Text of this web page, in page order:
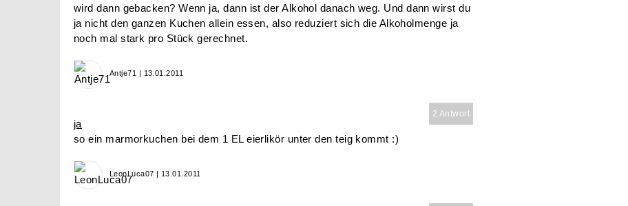
wird dann gebacken? Wenn ja, dann ist der Alkohol danach weg. Und dann wirst du
ja nicht den ganzen Kuchen allein essen, also reduziert sich die Alkoholmenge ja
noch mal stark pro Stück gerechnet.
Antje71 | 13.01.2011
2 Antwort
ja
so ein marmorkuchen bei dem 1 EL eierlikör unter den teig kommt :)
LeonLuca07 | 13.01.2011